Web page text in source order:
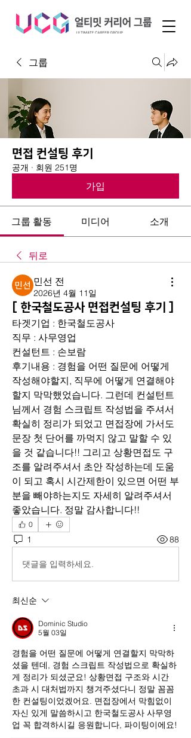
그룹
면접 컨설팅 후기
공개 · 회원 251명
가입
그룹 활동 미디어 소개
뒤로
민선 전
2026년 4월 11일
[ 한국철도공사 면접컨설팅 후기 ]
타겟기업 : 한국철도공사
직무 : 사무영업
컨설턴트 : 손보람
후기내용 : 경험을 어떤 질문에 어떻게
작성해야할지, 직무에 어떻게 연결해야
할지 막막했었습니다. 그런데 컨설턴트
님께서 경험 스크립트 작성법을 주셔서
확실히 정리가 되었고 면접장에 가서도
문장 첫 단어를 까먹지 않고 말할 수 있
을 것 같습니다!! 그리고 상황면접도 구
조를 알려주셔서 초안 작성하는데 도움
이 되고 혹시 시간제한이 있으면 어떤 부
분을 빼야하는지도 자세히 알려주셔서
좋았습니다. 정말 감사합니다!!
0
1 88
댓글을 입력하세요.
최신순
Dominic Studio
5월 03일
경험을 어떤 질문에 어떻게 연결할지 막막하
셨을 텐데, 경험 스크립트 작성법으로 확실하
게 정리가 되셨군요! 상황면접 구조와 시간
초과 시 대처법까지 챙겨주셨다니 정말 꼼꼼
한 컨설팅이었겠어요. 면접장에서 막힘없이
자신 있게 말씀하시고 한국철도공사 사무영
업 꼭 합격하시길 응원합니다, 파이팅이에요!